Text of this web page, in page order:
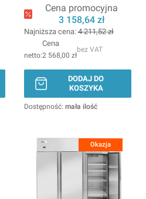
230V/157W,
600x701x(H)1875mm
ARKTIC
Cena promocyjna
3 158,64 zł
Najniższa cena: 4 211,52 zł
Cena
2 568,00 zł
bez VAT
DODAJ DO
KOSZYKA
Dostępność: mała ilość
Okazja